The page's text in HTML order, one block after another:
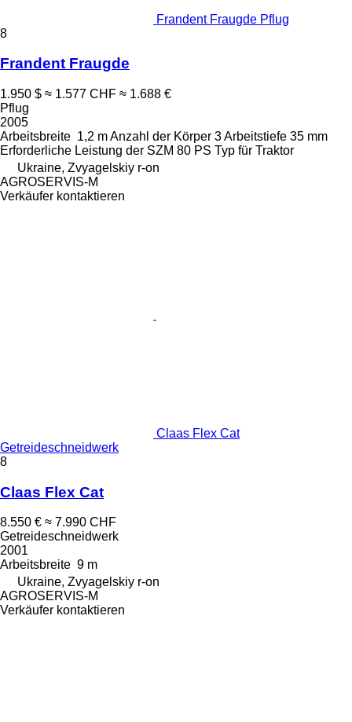
Frandent Fraugde Pflug
8
Frandent Fraugde
1.950 $ ≈ 1.577 CHF ≈ 1.688 €
Pflug
2005
Arbeitsbreite 1,2 mAnzahl der Körper 3Arbeitstiefe 35 mm
Erforderliche Leistung der SZM 80 PS Typ für Traktor
Ukraine, Zvyagelskiy r-on
AGROSERVIS-M
Verkäufer kontaktieren
Claas Flex Cat
Getreideschneidwerk
8
Claas Flex Cat
8.550 € ≈ 7.990 CHF
Getreideschneidwerk
2001
Arbeitsbreite 9 m
Ukraine, Zvyagelskiy r-on
AGROSERVIS-M
Verkäufer kontaktieren